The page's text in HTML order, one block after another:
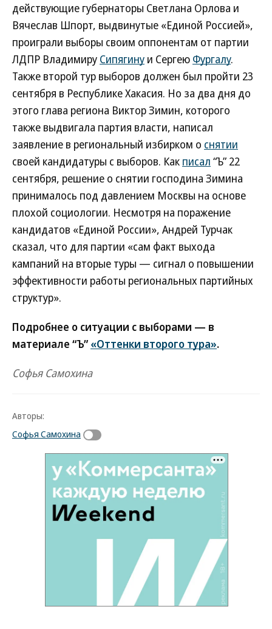
действующие губернаторы Светлана Орлова и
Вячеслав Шпорт, выдвинутые «Единой Россией»,
проиграли выборы своим оппонентам от партии
ЛДПР Владимиру Сипягину и Сергею Фургалу.
Также второй тур выборов должен был пройти 23
сентября в Республике Хакасия. Но за два дня до
этого глава региона Виктор Зимин, которого
также выдвигала партия власти, написал
заявление в региональный избирком о снятии
своей кандидатуры с выборов. Как писал “Ъ” 22
сентября, решение о снятии господина Зимина
принималось под давлением Москвы на основе
плохой социологии. Несмотря на поражение
кандидатов «Единой России», Андрей Турчак
сказал, что для партии «сам факт выхода
кампаний на вторые туры — сигнал о повышении
эффективности работы региональных партийных
структур».
Подробнее о ситуации с выборами — в
материале “Ъ” «Оттенки второго тура».
Софья Самохина
Авторы:
Софья Самохина